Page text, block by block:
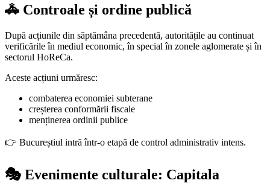
🚓 Controale și ordine publică
După acțiunile din săptămâna precedentă, autoritățile au continuat
verificările în mediul economic, în special în zonele aglomerate și în
sectorul HoReCa.
Aceste acțiuni urmăresc:
combaterea economiei subterane
creșterea conformării fiscale
menținerea ordinii publice
👉 Bucureștiul intră într-o etapă de control administrativ intens.
🎭 Evenimente culturale: Capitala